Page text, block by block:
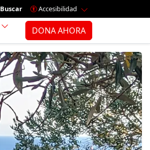
Ir al menú principal
Buscar
Accesibilidad
DONA AHORA